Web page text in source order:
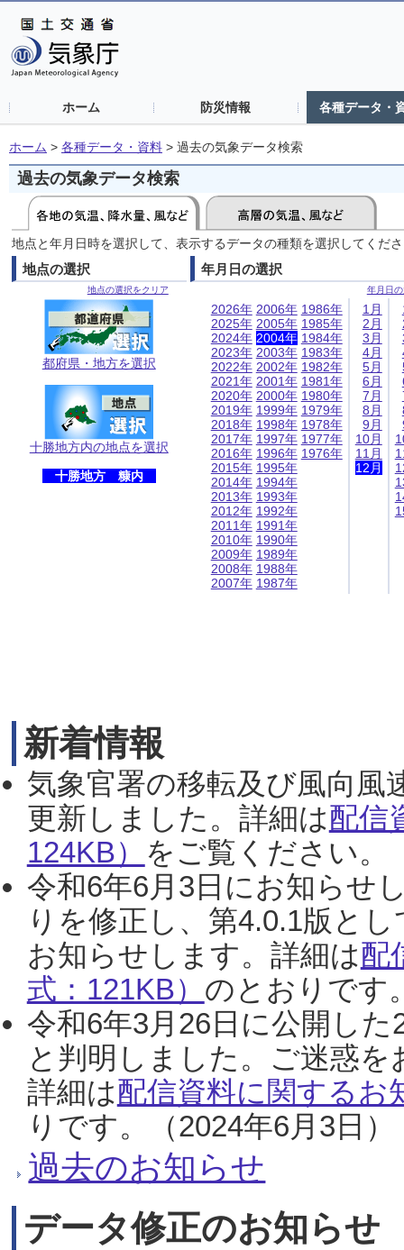
ホーム 防災情報 各種データ・
ホーム > 各種データ・資料 > 過去の気象データ検索
過去の気象データ検索
地点と年月日時を選択して、表示するデータの種類を選択してくだ
地点の選択
地点の選択をクリア
都府県・地方を選択
十勝地方内の地点を選択
十勝地方 糠内
年月日の選択
年月日
2026年
2025年
2024年
2023年
2022年
2021年
2020年
2019年
2018年
2017年
2016年
2015年
2014年
2013年
2012年
2011年
2010年
2009年
2008年
2007年
2006年
2005年
2004年
2003年
2002年
2001年
2000年
1999年
1998年
1997年
1996年
1995年
1994年
1993年
1992年
1991年
1990年
1989年
1988年
1987年
1986年
1985年
1984年
1983年
1982年
1981年
1980年
1979年
1978年
1977年
1976年
1月
2月
3月
4月
5月
6月
7月
8月
9月
10月
11月
12月
新着情報
気象官署の移転及び風向風
更新しました。詳細は配信
124KB） をご覧ください。
令和6年6月3日にお知らせ
りを修正し、第4.0.1版と
お知らせします。詳細は配
式：121KB） のとおりです
令和6年3月26日に公開し
と判明しました。ご迷惑
詳細は配信資料に関するお
りです。（2024年6月3日）
過去のお知らせ
データ修正のお知らせ